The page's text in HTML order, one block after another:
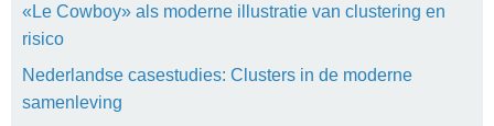
«Le Cowboy» als moderne illustratie van clustering en
risico
Nederlandse casestudies: Clusters in de moderne
samenleving